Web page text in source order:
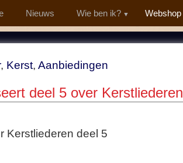
Nieuws Wie ben ik? Webshop
, Kerst, Aanbiedingen
deel 5 over Kerstliederen
Kerstliederen deel 5